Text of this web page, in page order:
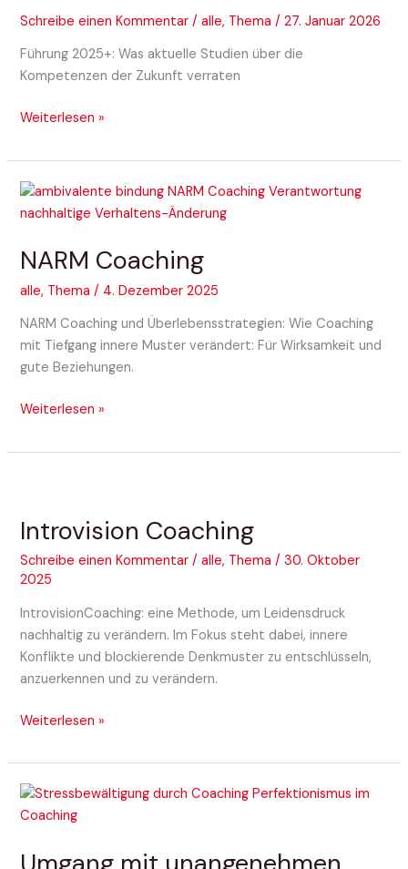
Schreibe einen Kommentar /alle, Thema /27. Januar 2026
Führung 2025+: Was aktuelle Studien über die
Kompetenzen der Zukunft verraten
Weiterlesen »
NARM Coaching
alle, Thema / 4. Dezember 2025
NARM Coaching und Überlebensstrategien: Wie Coaching
mit Tiefgang innere Muster verändert: Für Wirksamkeit und
gute Beziehungen.
NARM
Coaching
Weiterlesen »
Introvision Coaching
Schreibe einen Kommentar /alle, Thema /30. Oktober
2025
IntrovisionCoaching: eine Methode, um Leidensdruck
nachhaltig zu verändern. Im Fokus steht dabei, innere
Konflikte und blockierende Denkmuster zu entschlüsseln,
anzuerkennen und zu verändern.
Weiterlesen »
Umgang
mit
Gefühlen